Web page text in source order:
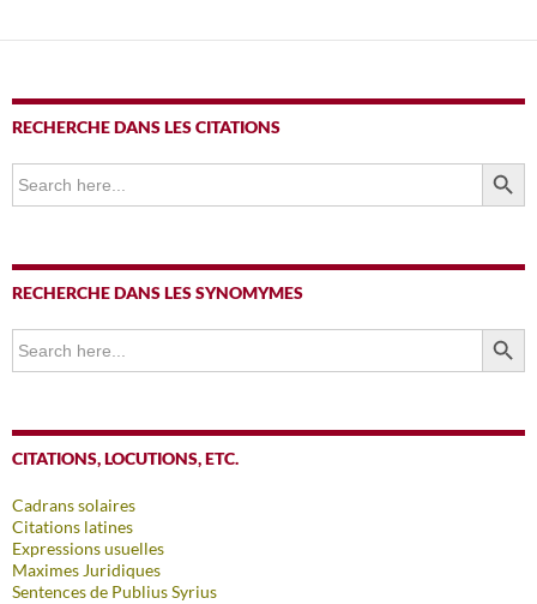
RECHERCHE DANS LES CITATIONS
Search
for:
SEARCH
RECHERCHE DANS LES SYNOMYMES
Search
for:
SEARCH
CITATIONS, LOCUTIONS, ETC.
Cadrans solaires
Citations latines
Expressions usuelles
Maximes Juridiques
Sentences de Publius Syrius